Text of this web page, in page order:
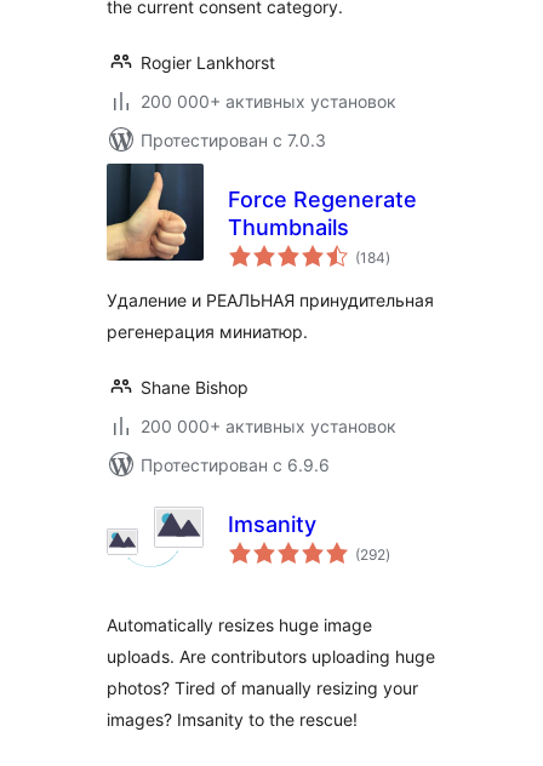
the current consent category.
Rogier Lankhorst
200 000+ активных установок
Протестирован с 7.0.3
Force Regenerate
Thumbnails
(184общий
рейтинг
)
Удаление и РЕАЛЬНАЯ принудительная
регенерация миниатюр.
Shane Bishop
200 000+ активных установок
Протестирован с 6.9.6
Imsanity
(292общий
рейтинг
)
Automatically resizes huge image
uploads. Are contributors uploading huge
photos? Tired of manually resizing your
images? Imsanity to the rescue!